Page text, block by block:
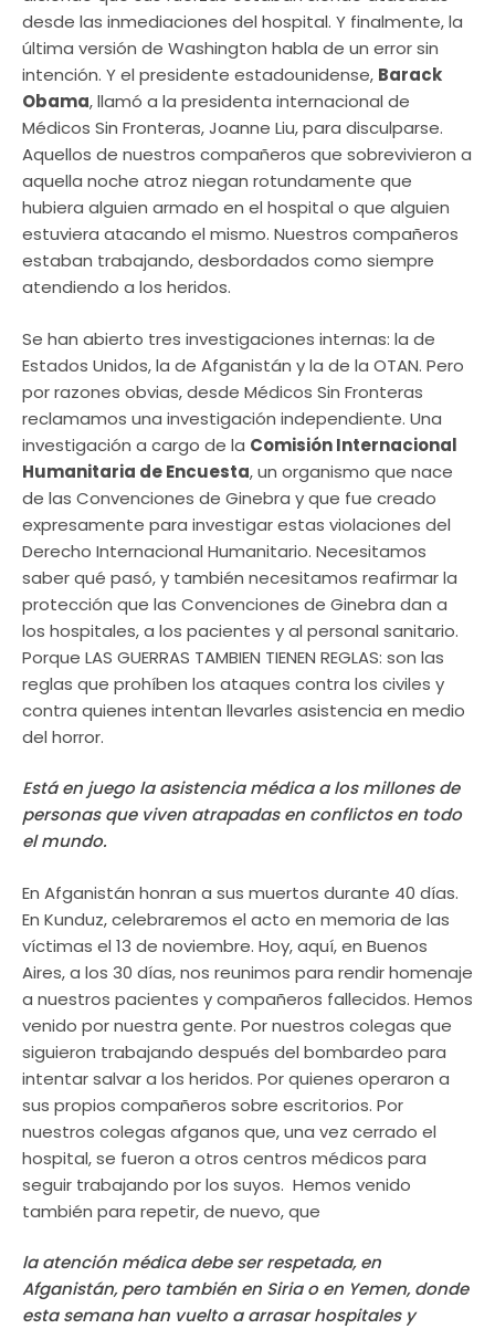
desde las inmediaciones del hospital. Y finalmente, la
última versión de Washington habla de un error sin
intención. Y el presidente estadounidense, Barack
Obama, llamó a la presidenta internacional de
Médicos Sin Fronteras, Joanne Liu, para disculparse.
Aquellos de nuestros compañeros que sobrevivieron a
aquella noche atroz niegan rotundamente que
hubiera alguien armado en el hospital o que alguien
estuviera atacando el mismo. Nuestros compañeros
estaban trabajando, desbordados como siempre
atendiendo a los heridos.
Se han abierto tres investigaciones internas: la de
Estados Unidos, la de Afganistán y la de la OTAN. Pero
por razones obvias, desde Médicos Sin Fronteras
reclamamos una investigación independiente. Una
investigación a cargo de la Comisión Internacional
Humanitaria de Encuesta, un organismo que nace
de las Convenciones de Ginebra y que fue creado
expresamente para investigar estas violaciones del
Derecho Internacional Humanitario. Necesitamos
saber qué pasó, y también necesitamos reafirmar la
protección que las Convenciones de Ginebra dan a
los hospitales, a los pacientes y al personal sanitario.
Porque LAS GUERRAS TAMBIEN TIENEN REGLAS: son las
reglas que prohíben los ataques contra los civiles y
contra quienes intentan llevarles asistencia en medio
del horror.
Está en juego la asistencia médica a los millones de
personas que viven atrapadas en conflictos en todo
el mundo.
En Afganistán honran a sus muertos durante 40 días.
En Kunduz, celebraremos el acto en memoria de las
víctimas el 13 de noviembre. Hoy, aquí, en Buenos
Aires, a los 30 días, nos reunimos para rendir homenaje
a nuestros pacientes y compañeros fallecidos. Hemos
venido por nuestra gente. Por nuestros colegas que
siguieron trabajando después del bombardeo para
intentar salvar a los heridos. Por quienes operaron a
sus propios compañeros sobre escritorios. Por
nuestros colegas afganos que, una vez cerrado el
hospital, se fueron a otros centros médicos para
seguir trabajando por los suyos. Hemos venido
también para repetir, de nuevo, que
la atención médica debe ser respetada, en
Afganistán, pero también en Siria o en Yemen, donde
esta semana han vuelto a arrasar hospitales y